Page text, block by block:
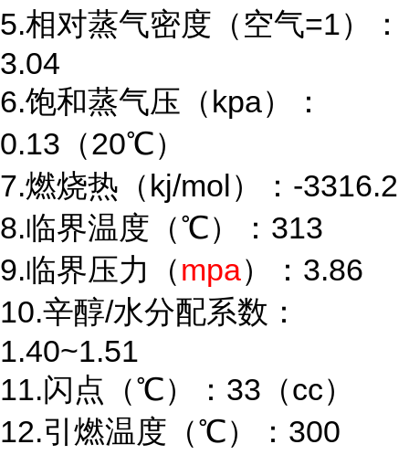
5.相对蒸气密度（空气=1）：
3.04
6.饱和蒸气压（kpa）：
0.13（20℃）
7.燃烧热（kj/mol）：-3316.2
8.临界温度（℃）：313
9.临界压力（mpa）：3.86
10.辛醇/水分配系数：
1.40~1.51
11.闪点（℃）：33（cc）
12.引燃温度（℃）：300